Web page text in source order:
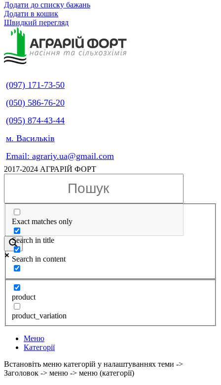
Додати до списку бажань
Додати в кошик
Швидкий перегляд
(097) 171-73-50
(050) 586-76-20
(095) 874-43-44
м. Васильків
Email: agrariy.ua@gmail.com
2017-2024 АГРАРІЙ ФОРТ
Exact matches only
Search in title
Search in content
product
product_variation
Меню
Категорії
Встановіть меню категорій у налаштуваннях теми ->
Заголовок -> меню -> меню (категорії)